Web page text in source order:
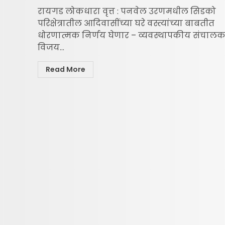
रायगड लोकधारा वृत्त : पनवेल उरणमधील सिडको
परिक्षेत्रातील आदिवासींच्या घरे वस्त्यांच्या बाबतीत
धोरणात्मक निर्णय घेणार – व्यवस्थापकीय संचालक
विजय...
Read More